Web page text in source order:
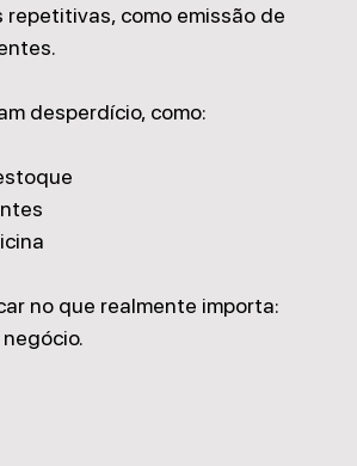
como emissão de
desperdício, como:
no que realmente importa: